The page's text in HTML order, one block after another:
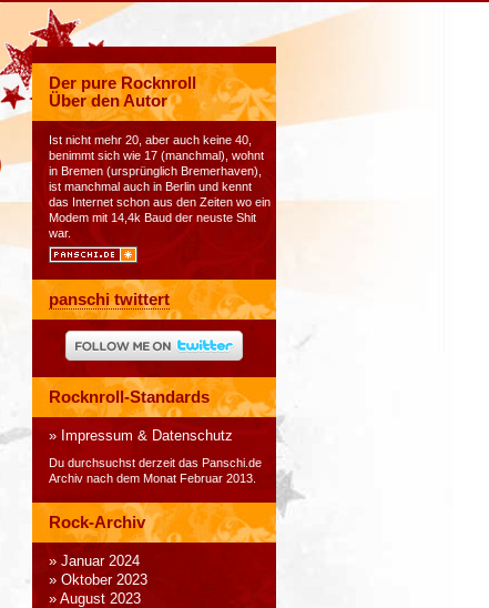
Der pure Rocknroll
Über den Autor
Ist nicht mehr 20, aber auch keine 40,
benimmt sich wie 17 (manchmal), wohnt
in Bremen (ursprünglich Bremerhaven),
ist manchmal auch in Berlin und kennt
das Internet schon aus den Zeiten wo ein
Modem mit 14,4k Baud der neuste Shit
war.
panschi twittert
Rocknroll-Standards
Impressum & Datenschutz
Du durchsuchst derzeit das Panschi.de
Archiv nach dem Monat Februar 2013.
Rock-Archiv
Januar 2024
Oktober 2023
August 2023